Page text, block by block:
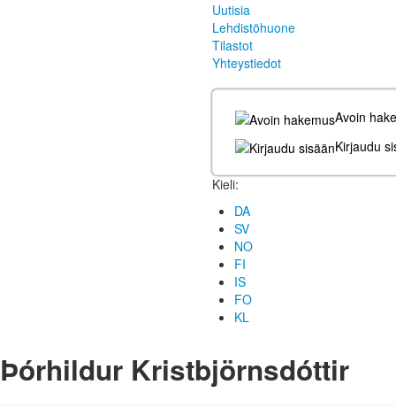
Uutisia
Lehdistöhuone
Tilastot
Yhteystiedot
Avoin
Kirjaudu
Kieli:
DA
SV
NO
FI
IS
FO
KL
Þórhildur Kristbjörnsdóttir